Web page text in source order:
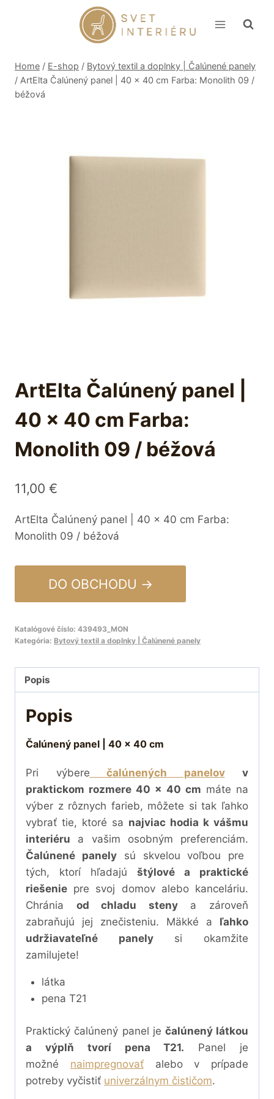
Home / E-shop / Bytový textil a doplnky | Čalúnené panely
/ ArtElta Čalúnený panel | 40 x 40 cm Farba: Monolith 09 /
béžová
ArtElta Čalúnený panel |
40 x 40 cm Farba:
Monolith 09 / béžová
11,00 €
ArtElta Čalúnený panel | 40 x 40 cm Farba:
Monolith 09 / béžová
DO OBCHODU →
Katalógové číslo: 439493_MON
Kategória: Bytový textil a doplnky | Čalúnené panely
Popis
Popis
Čalúnený panel | 40 x 40 cm
Pri výbere čalúnených panelov
v
praktickom rozmere 40 x 40 cm máte na
výber z rôznych farieb, môžete si tak ľahko
vybrať tie, ktoré sa najviac hodia k vášmu
interiéru a vašim osobným preferenciám.
Čalúnené panelysú skvelou voľbou pre
tých, ktorí hľadajú štýlové a praktické
riešenie pre svoj domov alebo kanceláriu.
Chránia od chladu stenya zároveň
zabraňujú jej znečisteniu. Mäkké a ľahko
udržiavateľné panelysi okamžite
zamilujete!
látka
pena T21
Praktický čalúnený panel je čalúnený látkou
a výplň tvorí pena T21.
Panel je
možné naimpregnovaťalebo v prípade
potreby vyčistiť univerzálnym čističom.